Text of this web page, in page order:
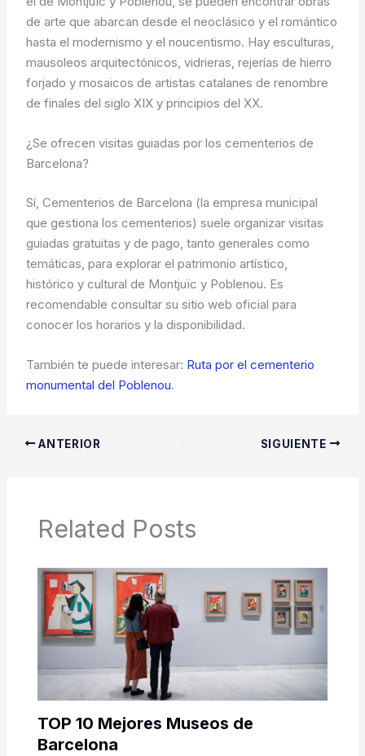
de arte que abarcan desde el neoclásico y el romántico
hasta el modernismo y el noucentismo. Hay esculturas,
mausoleos arquitectónicos, vidrieras, rejerías de hierro
forjado y mosaicos de artistas catalanes de renombre
de finales del siglo XIX y principios del XX.
¿Se ofrecen visitas guiadas por los cementerios de
Barcelona?
Sí, Cementerios de Barcelona (la empresa municipal
que gestiona los cementerios) suele organizar visitas
guiadas gratuitas y de pago, tanto generales como
temáticas, para explorar el patrimonio artístico,
histórico y cultural de Montjuïc y Poblenou. Es
recomendable consultar su sitio web oficial para
conocer los horarios y la disponibilidad.
También te puede interesar: Ruta por el cementerio
monumental del Poblenou.
ANTERIOR SIGUIENTE
Related Posts
TOP 10 Mejores Museos de
Barcelona